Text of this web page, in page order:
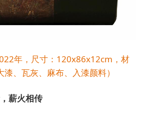
年，尺寸：120x86x12cm，材
、瓦灰、麻布、入漆颜料）
薪火相传